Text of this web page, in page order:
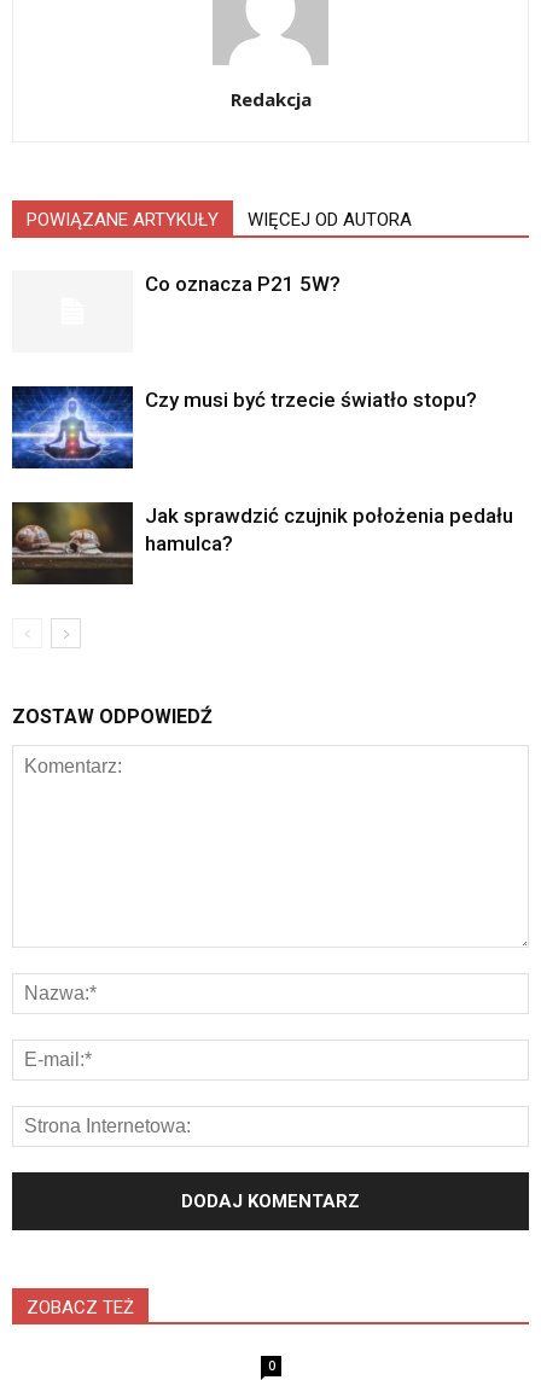
Redakcja
POWIĄZANE ARTYKUŁY WIĘCEJ OD AUTORA
Co oznacza P21 5W?
Czy musi być trzecie światło stopu?
Jak sprawdzić czujnik położenia pedału
hamulca?
ZOSTAW ODPOWIEDŹ
ZOBACZ TEŻ
0